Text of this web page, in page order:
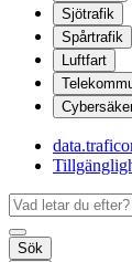
Sjötrafik
Spårtrafik
Luftfart
Sök